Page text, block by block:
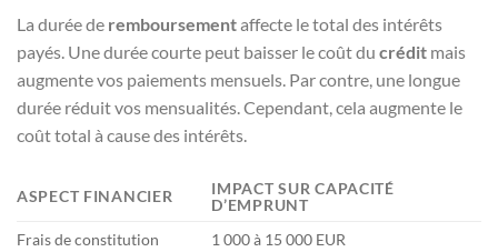
La durée de remboursementaffecte le total des intérêts
payés. Une durée courte peut baisser le coût du crédit mais
augmente vos paiements mensuels. Par contre, une longue
durée réduit vos mensualités. Cependant, cela augmente le
coût total à cause des intérêts.
ASPECT FINANCIER
IMPACT SUR CAPACITÉ
D’EMPRUNT
Frais de constitution
1 000 à 15 000 EUR